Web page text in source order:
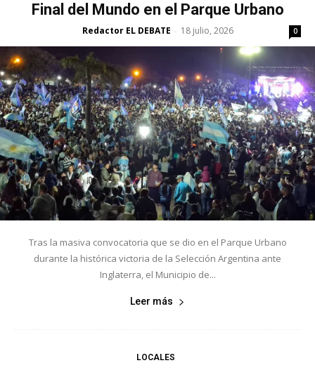
Final del Mundo en el Parque Urbano
Redactor EL DEBATE - 18 julio, 2026 0
Tras la masiva convocatoria que se dio en el Parque Urbano
durante la histórica victoria de la Selección Argentina ante
Inglaterra, el Municipio de...
Leer más
LOCALES